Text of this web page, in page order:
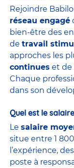
Rejoindre
réseau engagé
bien-être des
de travail
approches les
continues et de
Chaque
dans son
Quel est le
Le salaire
situe entre 1
l’expérience,
poste à